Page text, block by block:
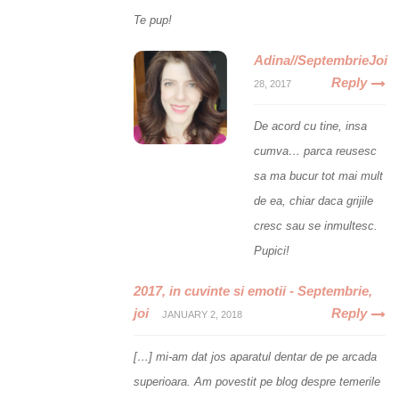
Te pup!
Adina//SeptembrieJoi
28, 2017 Reply
De acord cu tine, insa
cumva… parca reusesc
sa ma bucur tot mai mult
de ea, chiar daca grijile
cresc sau se inmultesc.
Pupici!
2017, in cuvinte si emotii - Septembrie,
joi
JANUARY 2, 2018 Reply
[…] mi-am dat jos aparatul dentar de pe arcada
superioara. Am povestit pe blog despre temerile